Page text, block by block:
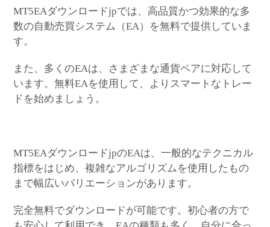
MT5EAダウンロードjpでは、高品質かつ効果的な多
数の自動売買システム（EA）を無料で提供していま
す。
また、多くのEAは、さまざまな通貨ペアに対応して
います。無料EAを使用して、よりスマートなトレー
ドを始めましょう。
MT5EAダウンロードjpのEAは、一般的なテクニカル
指標をはじめ、複雑なアルゴリズムを使用したもの
まで幅広いバリエーションがあります。
完全無料でダウンロードが可能です。初心者の方で